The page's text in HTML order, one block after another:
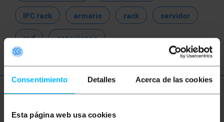
Consentimiento Detalles Acerca de las cookies
Esta página web usa cookies
IPC rack armario rack servidor
red conexiones
Más información